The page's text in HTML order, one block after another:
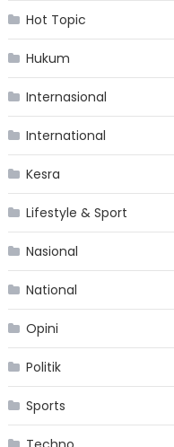
Hot Topic
Hukum
Internasional
International
Kesra
Lifestyle & Sport
Nasional
National
Opini
Politik
Sports